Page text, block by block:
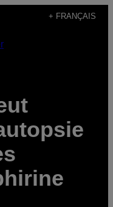
+ FRANÇAIS